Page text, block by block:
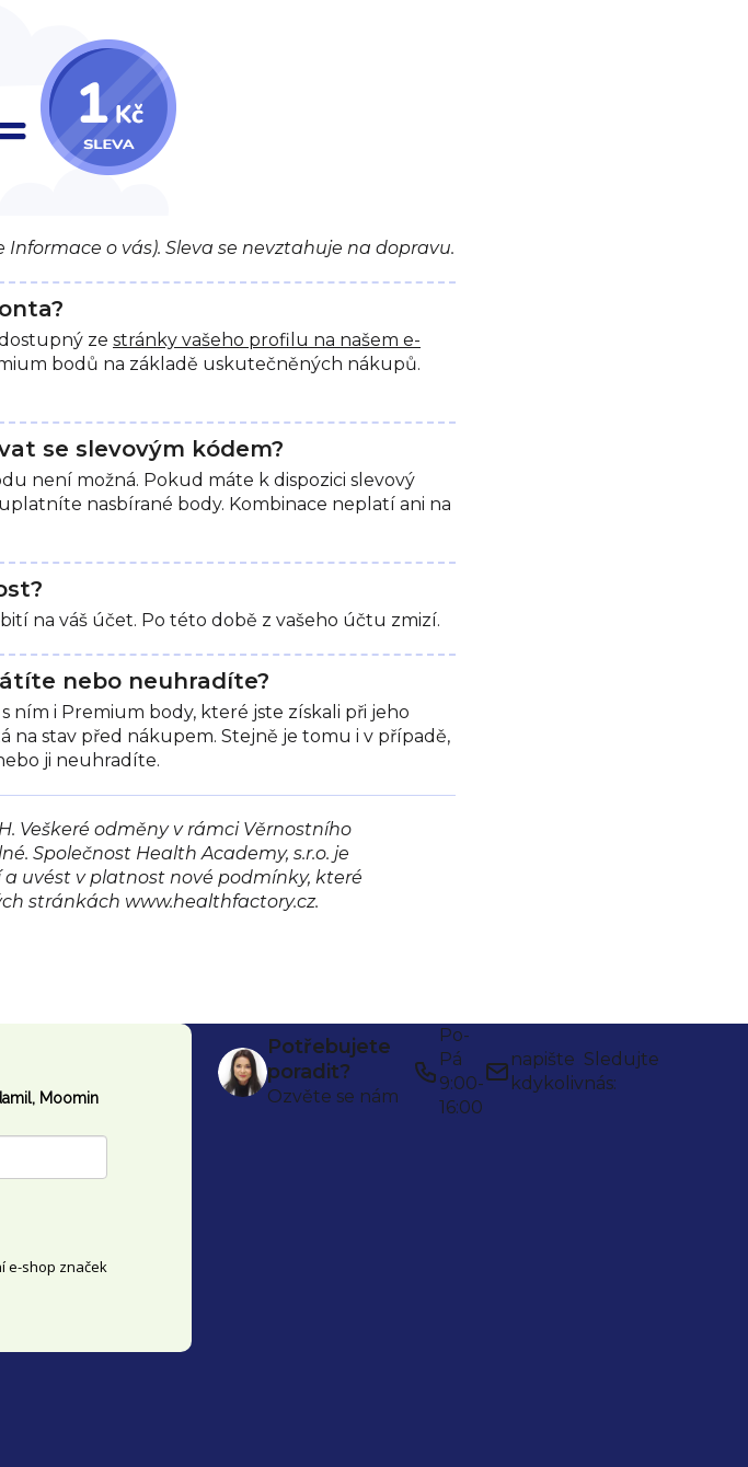
o vás). Sleva se nevztahuje na dopravu.
ze stránky vašeho profilu na našem e-
bodů na základě uskutečněných nákupů.
se slevovým kódem?
není možná. Pokud máte k dispozici slevový
nasbírané body. Kombinace neplatí ani na
na váš účet. Po této době z vašeho účtu zmizí.
nebo neuhradíte?
i Premium body, které jste získali při jeho
na stav před nákupem. Stejně je tomu i v případě,
ji neuhradíte.
Veškeré odměny v rámci Věrnostního
Společnost Health Academy, s.r.o. je
uvést v platnost nové podmínky, které
stránkách www.healthfactory.cz.
Moomin
e-shop značek
Potřebujete
poradit?
Ozvěte se nám
Po-
Pá
9:00-
16:00
napište
kdykoliv
Sledujte
nás: